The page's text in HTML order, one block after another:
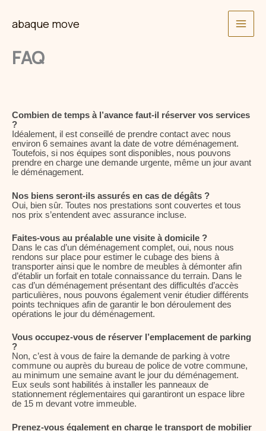
abaque move
FAQ
Combien de temps à l’avance faut-il réserver vos services
?
Idéalement, il est conseillé de prendre contact avec nous
environ 6 semaines avant la date de votre déménagement.
Toutefois, si nos équipes sont disponibles, nous pouvons
prendre en charge une demande urgente, même un jour avant
le déménagement.
Nos biens seront-ils assurés en cas de dégâts ?
Oui, bien sûr. Toutes nos prestations sont couvertes et tous
nos prix s’entendent avec assurance incluse.
Faites-vous au préalable une visite à domicile ?
Dans le cas d’un déménagement complet, oui, nous nous
rendons sur place pour estimer le cubage des biens à
transporter ainsi que le nombre de meubles à démonter afin
d’établir un forfait en totale connaissance du terrain. Dans le
cas d’un déménagement présentant des difficultés d’accès
particulières, nous pouvons également venir étudier différents
points techniques afin de garantir le bon déroulement des
opérations le jour du déménagement.
Vous occupez-vous de réserver l’emplacement de parking
?
Non, c’est à vous de faire la demande de parking à votre
commune ou auprès du bureau de police de votre commune,
au minimum une semaine avant le jour du déménagement.
Eux seuls sont habilités à installer les panneaux de
stationnement réglementaires qui garantiront un espace libre
de 15 m devant votre immeuble.
Prenez-vous également en charge le transport de mobilier